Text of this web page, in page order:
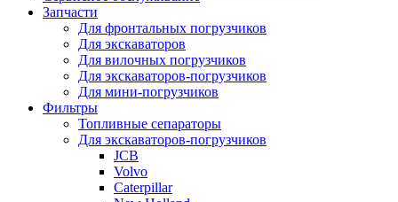
Запчасти
Для фронтальных погрузчиков
Для экскаваторов
Для вилочных погрузчиков
Для экскаваторов-погрузчиков
Для мини-погрузчиков
Фильтры
Топливные сепараторы
Для экскаваторов-погрузчиков
JCB
Volvo
Caterpillar